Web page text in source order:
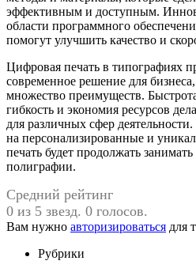
эффективным и доступным.
области программного
помогут улучшить качество и
Цифровая печать в типографиях
современное решение для
множество преимуществ.
гибкость и экономия ресурсов
для различных сфер
на персонализированные и
печать будет продолжать
полиграфии.
Средний рейтинг
0 из 5 звезд. 0 голосов.
Вам нужно авторизироваться для
Рубрики